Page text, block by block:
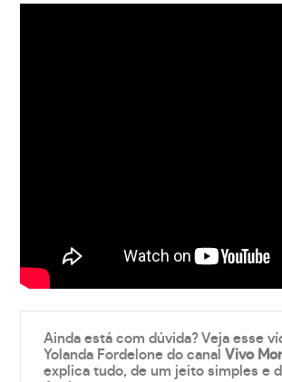
Ainda está com dúvida? Veja esse
Yolanda Fordelone do canalVivo
explica tudo, de um jeito simples e